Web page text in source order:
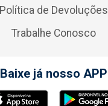
Política de Devoluções
Trabalhe Conosco
Baixe já nosso APP